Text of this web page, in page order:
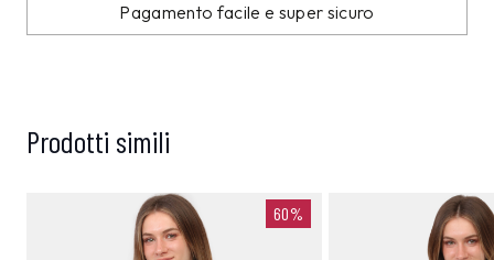
Pagamento facile e super sicuro
Prodotti simili
60%